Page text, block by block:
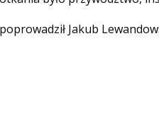
Jakub